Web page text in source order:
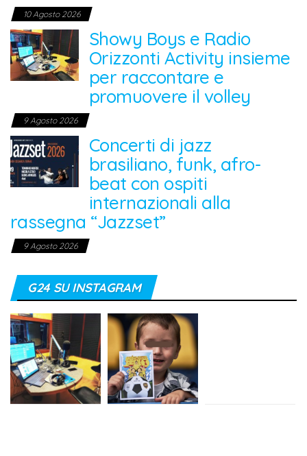
10 Agosto 2026
Showy Boys e Radio
Orizzonti Activity insieme
per raccontare e
promuovere il volley
9 Agosto 2026
Concerti di jazz
brasiliano, funk, afro-
beat con ospiti
internazionali alla
rassegna “Jazzset”
9 Agosto 2026
G24 SU INSTAGRAM